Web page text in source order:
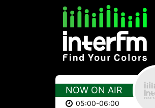
NOW ON AIR
05:00-06:00